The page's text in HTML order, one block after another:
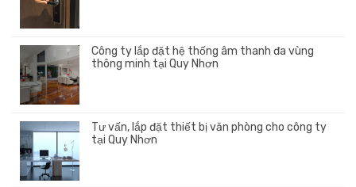
Công ty lắp đặt hệ thống âm thanh đa vùng
thông minh tại Quy Nhơn
Tư vấn, lắp đặt thiết bị văn phòng cho công ty
tại Quy Nhơn